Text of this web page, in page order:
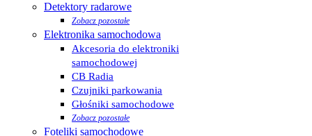
Detektory radarowe
Zobacz pozostałe
Elektronika samochodowa
Akcesoria do elektroniki
samochodowej
CB Radia
Czujniki parkowania
Głośniki samochodowe
Zobacz pozostałe
Foteliki samochodowe